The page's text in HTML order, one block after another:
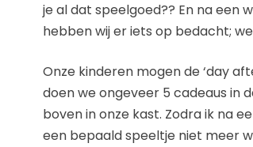
je al dat speelgoed?? En na een
hebben wij er iets op bedacht;
Onze kinderen mogen de ‘day
doen we ongeveer 5 cadeaus in
boven in onze kast. Zodra ik na
een bepaald speeltje niet meer